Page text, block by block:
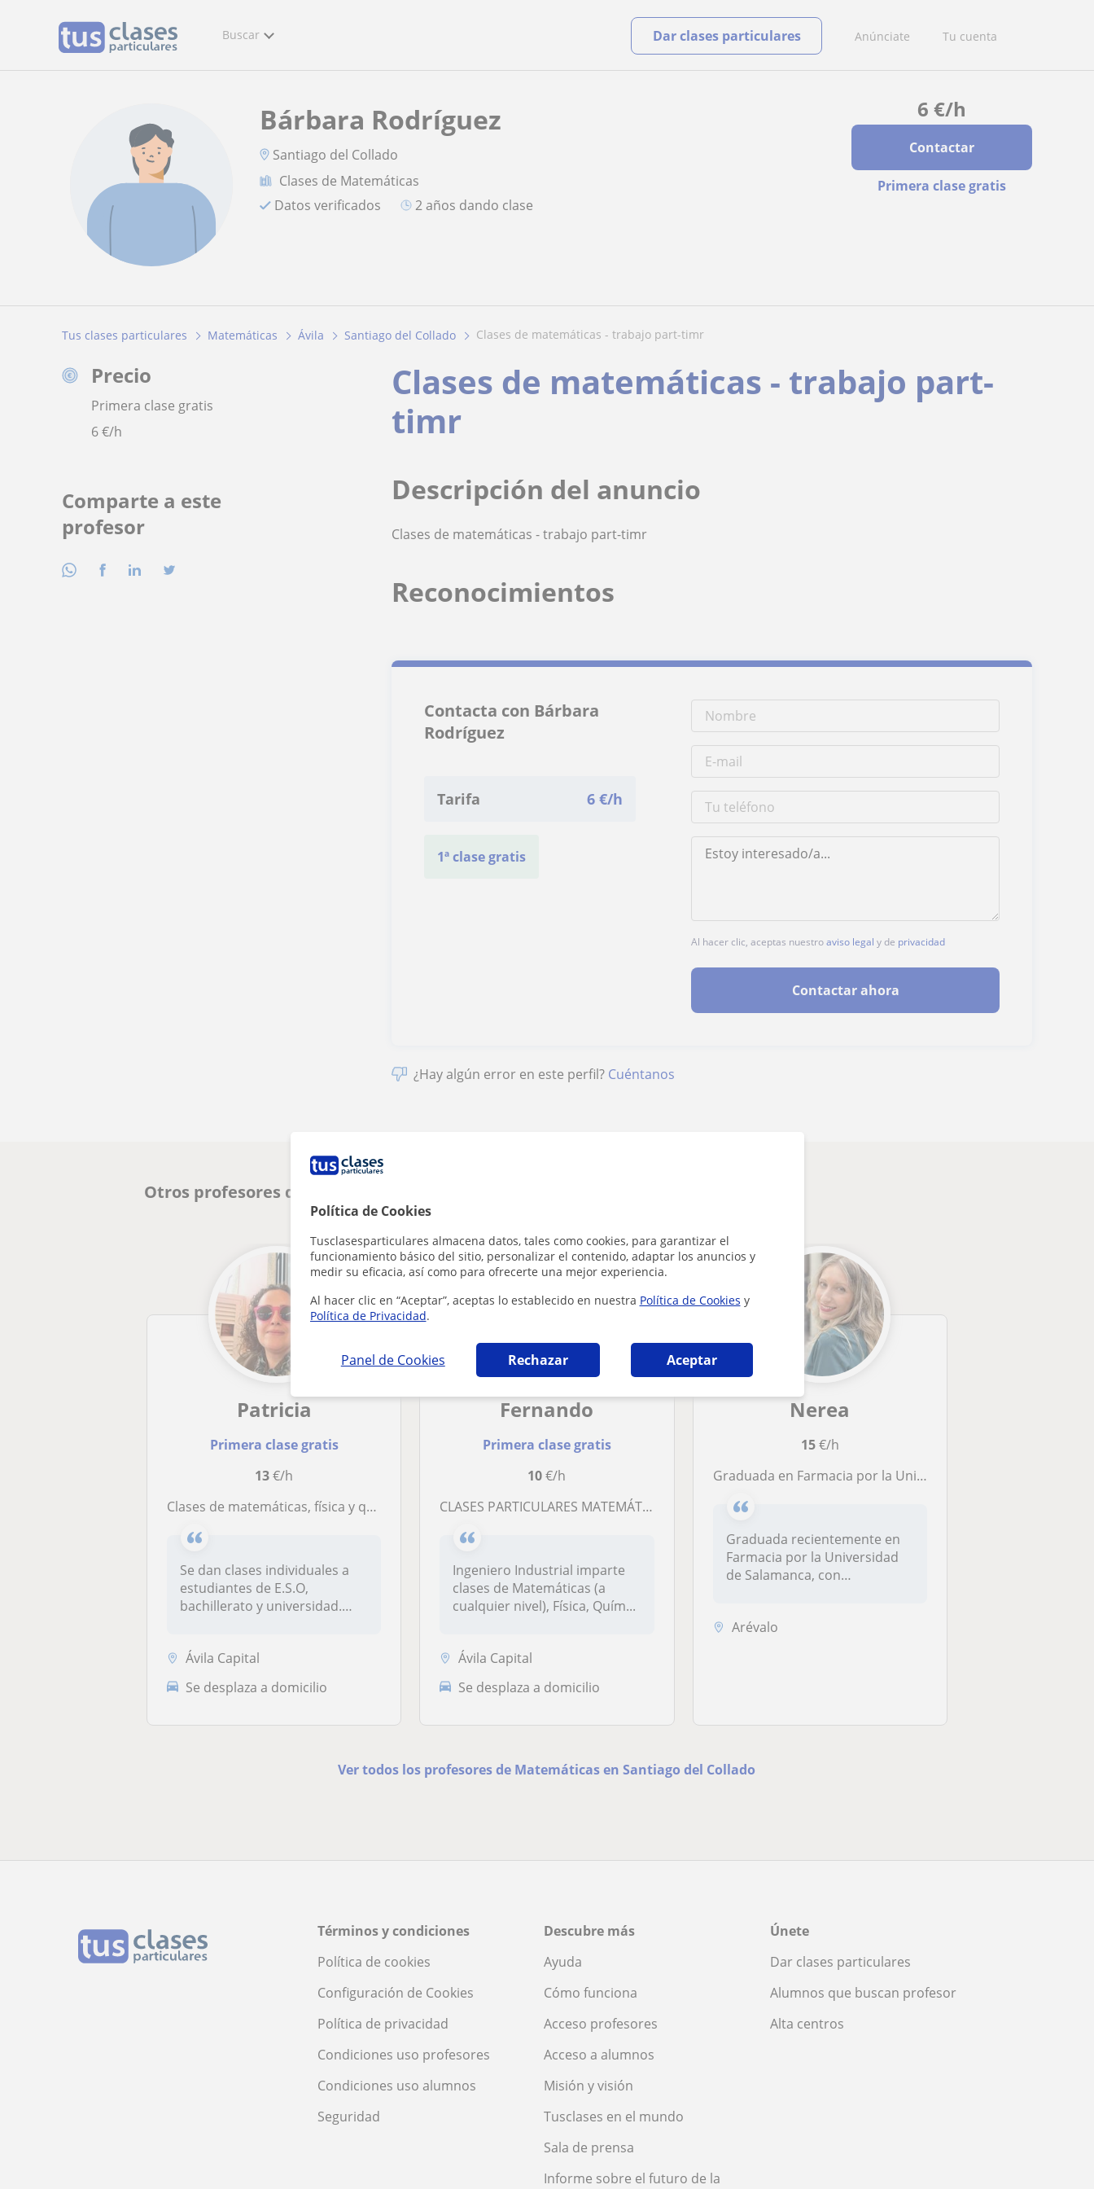
Política de Cookies
Tusclasesparticulares almacena datos, tales como cookies, para garantizar el
funcionamiento básico del sitio, personalizar el contenido, adaptar los anuncios y
medir su eficacia, así como para ofrecerte una mejor experiencia.
Al hacer clic en “Aceptar”, aceptas lo establecido en nuestra Política de Cookies y
Política de Privacidad.
Panel de Cookies Rechazar Aceptar
Buscar Anúnciate Tu cuenta
Dar clases particulares
6 €/h
Contactar
Primera clase gratis
Bárbara Rodríguez
Santiago del Collado
Clases de Matemáticas
Datos verificados
2 años dando clase
Tus clases particulares Matemáticas Ávila Santiago del Collado clases de matemáticas - trabajo part-timr
Precio
Primera clase gratis
6€/h
Comparte a este
profesor
Clases de matemáticas - trabajo part-
timr
Descripción del anuncio
Clases de matemáticas - trabajo part-timr
Reconocimientos
Contacta con Bárbara
Rodríguez
Tarifa 6 €/h
1ª clase gratis
Al hacer clic, aceptas nuestroaviso legal y de privacidad
Contactar ahora
¿Hay algún error en este perfil? Cuéntanos
Otros profesores de Matemáticas en Santiago del Collado que pueden interesarte
Patricia
Primera clase gratis
13€/h
Clases de matemáticas, física y química
Se dan clases individuales a
estudiantes de E.S.O,
bachillerato y universidad.
Ávila Capital
Se desplaza a domicilio
Fernando
Primera clase gratis
10€/h
CLASES PARTICULARES MATEMÁTICAS-FÍSICA-QUÍMICA-ESTADÍSTICA (PRESENCIAL/ON-LINE)
Ingeniero Industrial imparte
clases de Matemáticas (a
cualquier nivel), Física, Quím...
Ávila Capital
Se desplaza a domicilio
Nerea
15€/h
Graduada en Farmacia por la Universidad de Salamanca, con experiencia previa, ofrezco clases de matemáticas, química y física hasta nivel de bachiller
Graduada recientemente en
Farmacia por la Universidad
de Salamanca, con
Arévalo
Ver todos los profesores de Matemáticas en Santiago del Collado
Términos y condiciones
Política de cookies
Configuración de Cookies
Política de privacidad
Condiciones uso profesores
Condiciones uso alumnos
Seguridad
Descubre más
Ayuda
Cómo funciona
Acceso profesores
Acceso a alumnos
Misión y visión
Tusclases en el mundo
Sala de prensa
Informe sobre el futuro de la
Únete
Dar clases particulares
Alumnos que buscan profesor
Alta centros